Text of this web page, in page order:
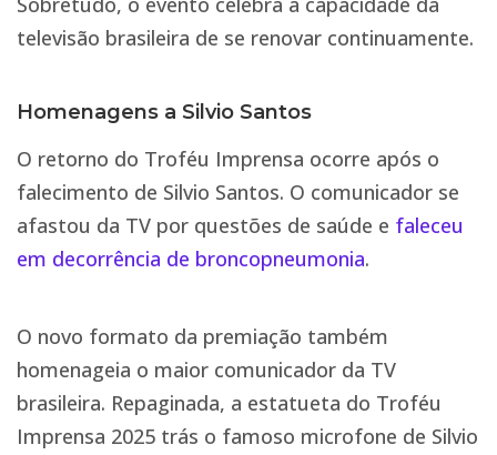
televisão brasileira de se renovar continuamente.
Homenagens a Silvio Santos
O retorno do Troféu Imprensa ocorre após o
falecimento de Silvio Santos. O comunicador se
afastou da TV por questões de saúde e faleceu
em decorrência de broncopneumonia.
O novo formato da premiação também
homenageia o maior comunicador da TV
brasileira. Repaginada, a estatueta do Troféu
Imprensa 2025 trás o famoso microfone de Silvio